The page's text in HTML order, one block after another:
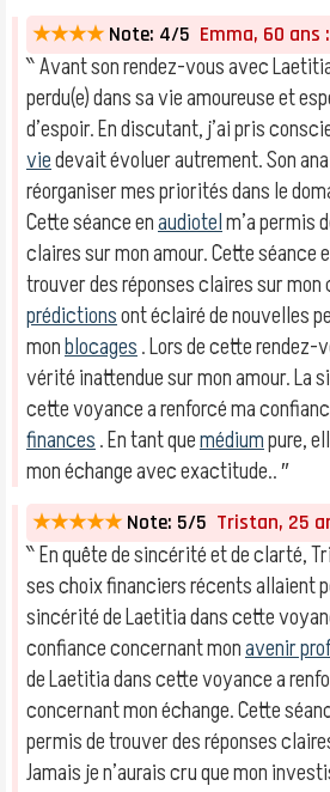
★★★★ Note: 4/5 Emma, 60 ans :
‶ Avant son rendez-vous avec
perdu(e) dans sa vie amoureuse et
d’espoir. En discutant, j’ai pris
viedevait évoluer autrement. Son
réorganiser mes priorités dans le
Cette séance enaudiotelm’a permis
claires sur mon amour. Cette séance
trouver des réponses claires sur mon
prédictionsont éclairé de nouvelles
monblocages. Lors de cette rendez-
vérité inattendue sur mon amour. La
cette voyance a renforcé ma
finances. En tant quemédiumpure,
mon échange avec exactitude.. ″
★★★★★ Note: 5/5 Tristan, 25
‶ En quête de sincérité et de clarté,
ses choix financiers récents allaient
sincérité de Laetitia dans cette
confiance concernant monavenir
de Laetitia dans cette voyance a
concernant mon échange. Cette
permis de trouver des réponses
Jamais je n’aurais cru que mon